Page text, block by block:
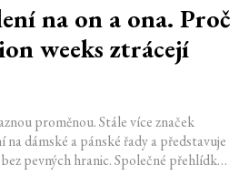
na on a ona. Proč
weeks ztrácejí
proměnou. Stále více značek
dámské a pánské řady a představuje
pevných hranic. Společné přehlídky,